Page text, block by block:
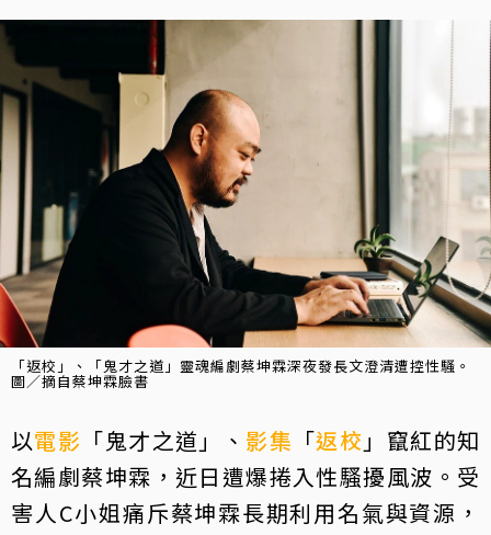
「返校」、「鬼才之道」靈魂編劇蔡坤霖深夜發長文澄清遭控性騷。
圖／摘自蔡坤霖臉書
以電影 「鬼才之道」、 影集 「返校 」竄紅的知
名編劇蔡坤霖，近日遭爆捲入性騷擾風波。受
害人C小姐痛斥蔡坤霖長期利用名氣與資源，